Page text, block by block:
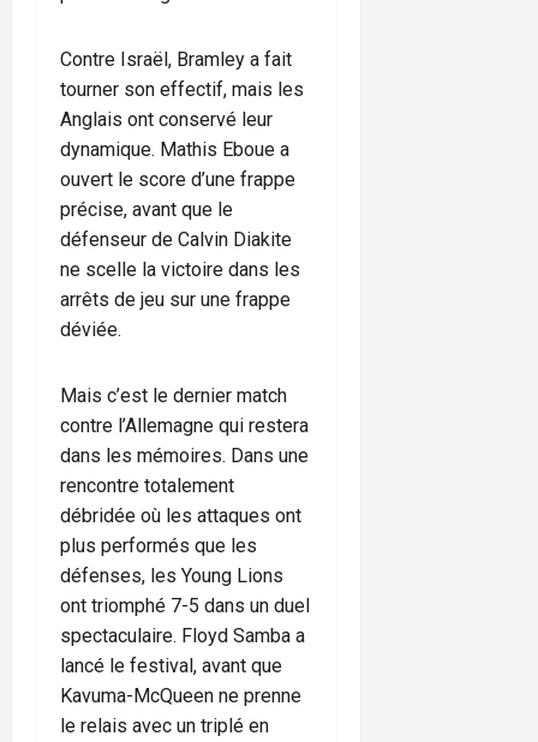
Contre Israël, Bramley a fait
tourner son effectif, mais les
Anglais ont conservé leur
dynamique. Mathis Eboue a
ouvert le score d’une frappe
précise, avant que le
défenseur de Calvin Diakite
ne scelle la victoire dans les
arrêts de jeu sur une frappe
déviée.
Mais c’est le dernier match
contre l’Allemagne qui restera
dans les mémoires. Dans une
rencontre totalement
débridée où les attaques ont
plus performés que les
défenses, les Young Lions
ont triomphé 7-5 dans un duel
spectaculaire. Floyd Samba a
lancé le festival, avant que
Kavuma-McQueen ne prenne
le relais avec un triplé en